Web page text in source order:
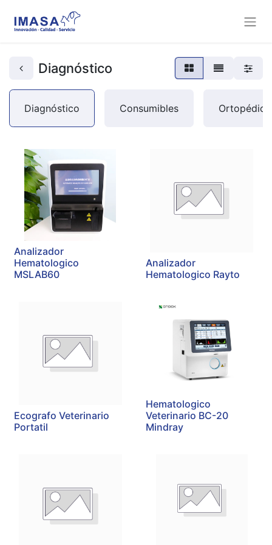
Diagnóstico
Diagnóstico Consumibles
Analizador
Hematologico
MSLAB60
Analizador
Hematologico Rayto
Ecografo Veterinario
Portatil
Hematologico
Veterinario BC-20
Mindray